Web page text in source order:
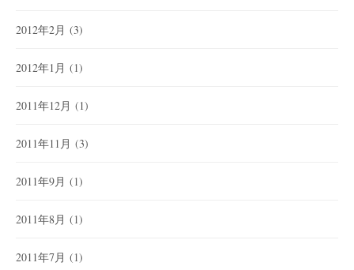
2012年2月 (3)
2012年1月 (1)
2011年12月 (1)
2011年11月 (3)
2011年9月 (1)
2011年8月 (1)
2011年7月 (1)